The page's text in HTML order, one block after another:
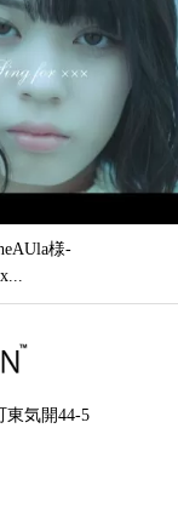
様-
東気開44-5